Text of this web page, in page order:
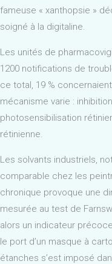
fameuse « xanthopsie »
soigné à la digitaline.
Les unités de
1200 notifications de
ce total, 19 %
mécanisme varie :
photosensibilisation
rétinienne.
Les solvants industriels,
comparable chez les
chronique provoque une
mesurée au test de
alors un indicateur
le port d’un masque à
étanches s’est imposé